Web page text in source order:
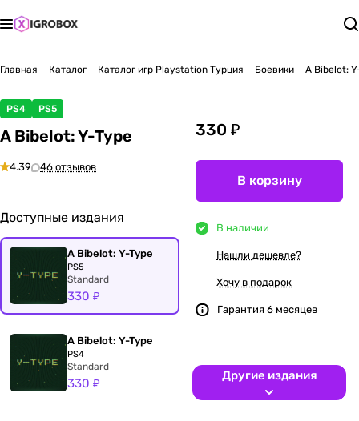
Главная Каталог Каталог игр Playstation Турция Боевики A Bibelot:
PS4 PS5
A Bibelot: Y-Type
4.39 46 отзывов
Доступные издания
A Bibelot: Y-Type
PS5
Standard
330 ₽
A Bibelot: Y-Type
PS4
Standard
330 ₽
330 ₽
В корзину
В наличии
Нашли дешевле?
Хочу в подарок
Гарантия 6 месяцев
Другие издания